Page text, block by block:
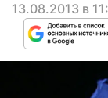
13.08.2013 в